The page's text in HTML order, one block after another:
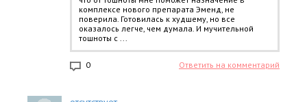
комплексе нового препарата Эменд, не
поверила. Готовилась к худшему, но все
оказалось легче, чем думала. И мучительной
тошноты с ...
0 Ответить на комментарий